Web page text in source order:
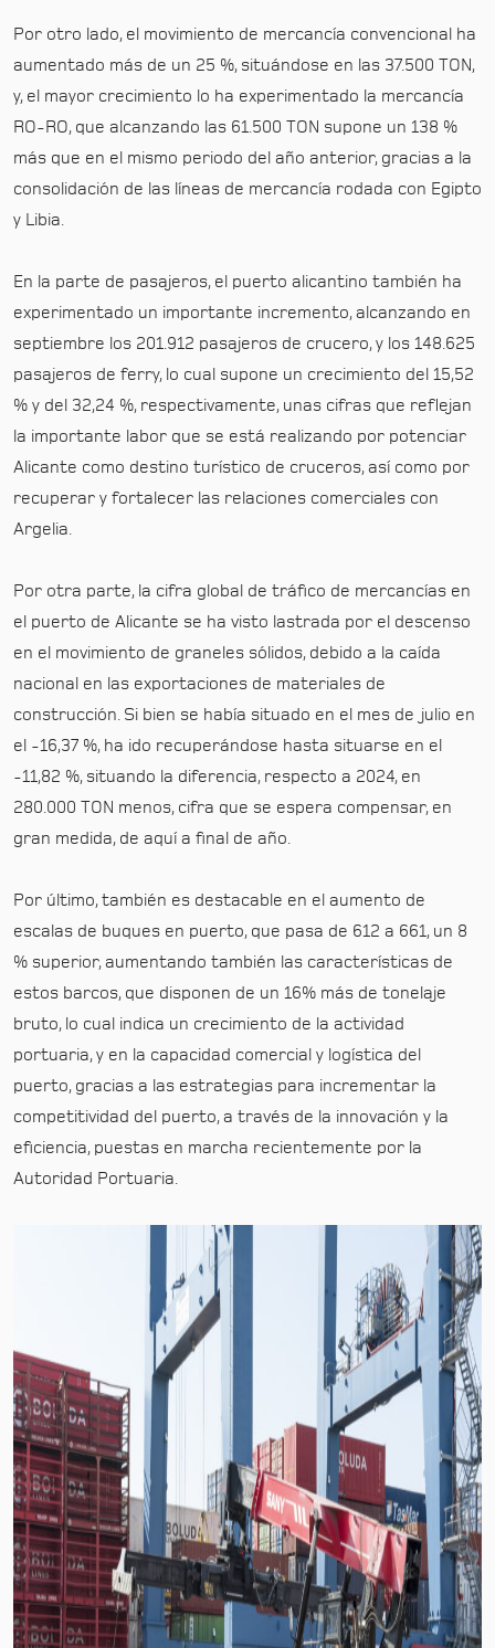
Por otro lado, el movimiento de mercancía convencional ha
aumentado más de un 25 %, situándose en las 37.500 TON,
y, el mayor crecimiento lo ha experimentado la mercancía
RO-RO, que alcanzando las 61.500 TON supone un 138 %
más que en el mismo periodo del año anterior, gracias a la
consolidación de las líneas de mercancía rodada con Egipto
y Libia.
En la parte de pasajeros, el puerto alicantino también ha
experimentado un importante incremento, alcanzando en
septiembre los 201.912 pasajeros de crucero, y los 148.625
pasajeros de ferry, lo cual supone un crecimiento del 15,52
% y del 32,24 %, respectivamente, unas cifras que reflejan
la importante labor que se está realizando por potenciar
Alicante como destino turístico de cruceros, así como por
recuperar y fortalecer las relaciones comerciales con
Argelia.
Por otra parte, la cifra global de tráfico de mercancías en
el puerto de Alicante se ha visto lastrada por el descenso
en el movimiento de graneles sólidos, debido a la caída
nacional en las exportaciones de materiales de
construcción. Si bien se había situado en el mes de julio en
el -16,37 %, ha ido recuperándose hasta situarse en el
-11,82 %, situando la diferencia, respecto a 2024, en
280.000 TON menos, cifra que se espera compensar, en
gran medida, de aquí a final de año.
Por último, también es destacable en el aumento de
escalas de buques en puerto, que pasa de 612 a 661, un 8
% superior, aumentando también las características de
estos barcos, que disponen de un 16% más de tonelaje
bruto, lo cual indica un crecimiento de la actividad
portuaria, y en la capacidad comercial y logística del
puerto, gracias a las estrategias para incrementar la
competitividad del puerto, a través de la innovación y la
eficiencia, puestas en marcha recientemente por la
Autoridad Portuaria.